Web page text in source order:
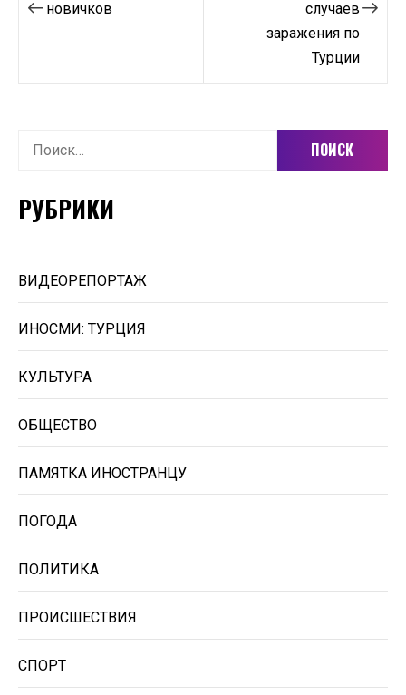
новичков
случаев
заражения по
Турции
Найти:
РУБРИКИ
ВИДЕОРЕПОРТАЖ
ИНОСМИ: ТУРЦИЯ
КУЛЬТУРА
ОБЩЕСТВО
ПАМЯТКА ИНОСТРАНЦУ
ПОГОДА
ПОЛИТИКА
ПРОИСШЕСТВИЯ
СПОРТ